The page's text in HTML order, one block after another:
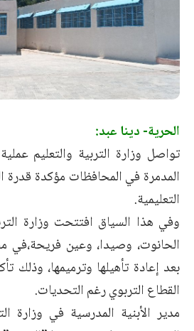
الحرية- دينا عبد:
تواصل وزارة التربية والتعليم
المدمرة في المحافظات مؤكدة قدرة
التعليمية.
وفي هذا السياق افتتحت وزارة
الحانوت، وصيدا، وعين فريحة،في
بعد إعادة تأهيلها وترميمها، وذلك
القطاع التربوي رغم التحديات.‏
مدير الأبنية المدرسية في وزارة